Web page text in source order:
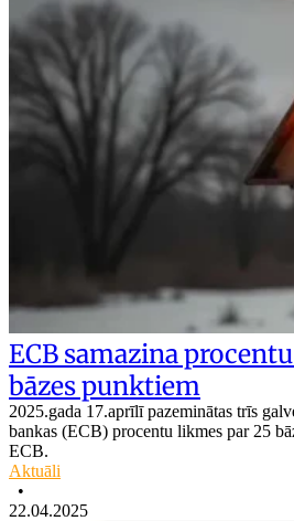
ECB samazina
bāzes punktiem
2025.gada 17.aprīlī pazeminātas trīs
bankas (ECB) procentu likmes par 25
ECB.
Aktuāli
•
22.04.2025